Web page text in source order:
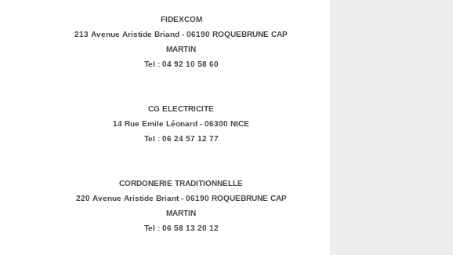
FIDEXCOM
213 Avenue Aristide Briand - 06190 ROQUEBRUNE CAP
MARTIN
Tel : 04 92 10 58 60
CG ELECTRICITE
14 Rue Emile Léonard - 06300 NICE
Tel : 06 24 57 12 77
CORDONERIE TRADITIONNELLE
220 Avenue Aristide Briant - 06190 ROQUEBRUNE CAP
MARTIN
Tel : 06 58 13 20 12